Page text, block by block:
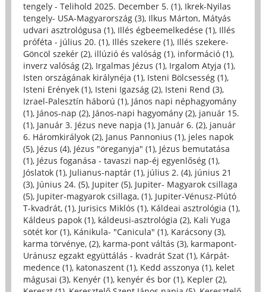
tengely - Telihold 2025. December 5. (1), Ikrek-Nyilas
tengely- USA-Magyarország (3), Ilkus Márton, Mátyás
udvari asztrológusa (1), Illés égbeemelkedése (1), Illés
próféta - július 20. (1), Illés szekere (1), Illés szekere-
Göncöl szekér (2), illúzió és valóság (1), információ (1),
inverz valóság (2), Irgalmas Jézus (1), Irgalom Atyja (1),
Isten országának királynéja (1), Isteni Bölcsesség (1),
Isteni Erények (1), Isteni Igazság (2), Isteni Rend (3),
Izrael-Palesztín háború (1), János napi néphagyomány
(1), János-nap (2), János-napi hagyomány (2), január 15.
(1), Január 3. Jézus neve napja (1), Január 6. (2), január
6. Háromkirályok (2), Janus Pannonius (1), jeles napok
(5), Jézus (4), Jézus "öreganyja" (1), Jézus bemutatása
(1), Jézus foganása - tavaszi nap-éj egyenlőség (1),
Jóslatok (1), Julianus-naptár (1), július 2. (4), június 21
(3), Június 24. (5), Jupiter (5), Jupiter- Magyarok csillaga
(5), Jupiter-magyarok csillaga, (1), Jupiter-Vénusz-Plútó
T-kvadrát, (1), Jurisics Miklós (1), Káldeai asztrológia (1),
Káldeus papok (1), káldeusi-asztrológia (2), Kali Yuga
sötét kor (1), Kánikula- "Canicula" (1), Karácsony (3),
karma törvénye, (2), karma-pont váltás (3), karmapont-
Uránusz egzakt együttálás - kvadrát Szat (1), Kárpát-
medence (1), katonaszent (1), Kedd asszonya (1), kelet
mágusai (3), Kenyér (1), kenyér és bor (1), Kepler (2),